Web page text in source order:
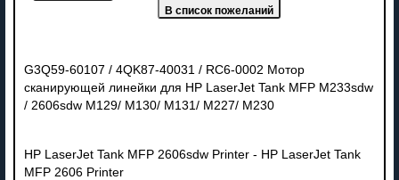
G3Q59-60107 / 4QK87-40031 / RC6-0002 Мотор
сканирующей линейки для HP LaserJet Tank MFP M233sdw
/ 2606sdw M129/ M130/ M131/ M227/ M230
HP LaserJet Tank MFP 2606sdw Printer - HP LaserJet Tank
MFP 2606 Printer